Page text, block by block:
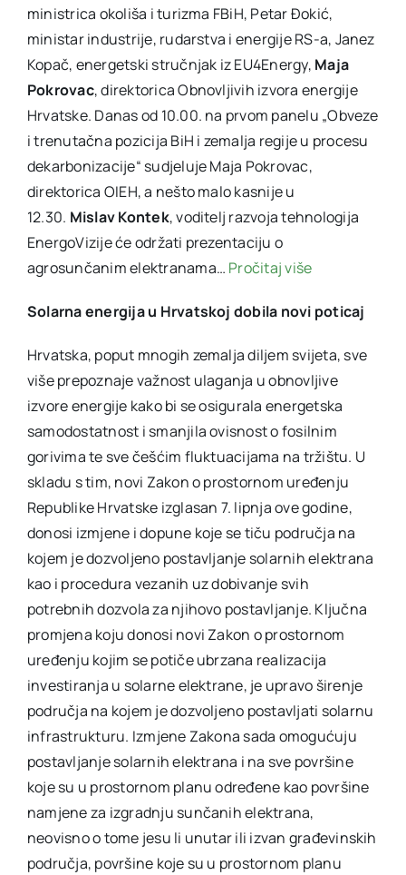
ministrica okoliša i turizma FBiH, Petar Đokić,
ministar industrije, rudarstva i energije RS-a, Janez
Kopač, energetski stručnjak iz EU4Energy, Maja
Pokrovac, direktorica Obnovljivih izvora energije
Hrvatske. Danas od 10.00. na prvom panelu „Obveze
i trenutačna pozicija BiH i zemalja regije u procesu
dekarbonizacije“ sudjeluje Maja Pokrovac,
direktorica OIEH, a nešto malo kasnije u
12.30. Mislav Kontek, voditelj razvoja tehnologija
EnergoVizije će održati prezentaciju o
agrosunčanim elektranama… Pročitaj više
Solarna energija u Hrvatskoj dobila novi poticaj
Hrvatska, poput mnogih zemalja diljem svijeta, sve
više prepoznaje važnost ulaganja u obnovljive
izvore energije kako bi se osigurala energetska
samodostatnost i smanjila ovisnost o fosilnim
gorivima te sve češćim fluktuacijama na tržištu. U
skladu s tim, novi Zakon o prostornom uređenju
Republike Hrvatske izglasan 7. lipnja ove godine,
donosi izmjene i dopune koje se tiču područja na
kojem je dozvoljeno postavljanje solarnih elektrana
kao i procedura vezanih uz dobivanje svih
potrebnih dozvola za njihovo postavljanje. Ključna
promjena koju donosi novi Zakon o prostornom
uređenju kojim se potiče ubrzana realizacija
investiranja u solarne elektrane, je upravo širenje
područja na kojem je dozvoljeno postavljati solarnu
infrastrukturu. Izmjene Zakona sada omogućuju
postavljanje solarnih elektrana i na sve površine
koje su u prostornom planu određene kao površine
namjene za izgradnju sunčanih elektrana,
neovisno o tome jesu li unutar ili izvan građevinskih
područja, površine koje su u prostornom planu